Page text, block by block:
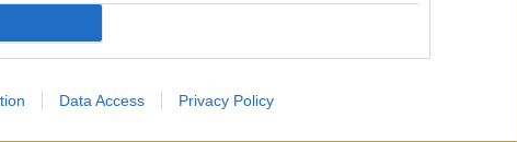
Data Access Privacy Policy